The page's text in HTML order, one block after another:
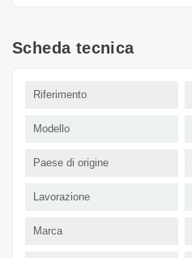
Scheda tecnica
Riferimento
Modello
Paese di origine
Lavorazione
Marca